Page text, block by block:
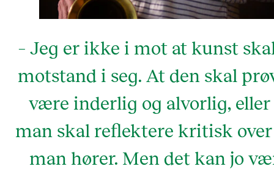
– Jeg er ikke i mot at kunst
motstand i seg. At den skal
være inderlig og alvorlig, eller
man skal reflektere kritisk
man hører. Men det kan jo